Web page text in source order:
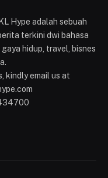
Hype adalah sebuah
terkini dwi bahasa
hidup, travel, bisnes
kindly email us at